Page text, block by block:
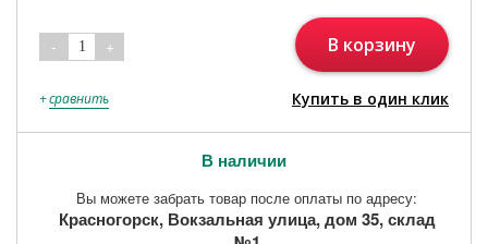
- 1 + В корзину
+сравнить Купить в один клик
В наличии
Вы можете забрать товар после оплаты по адресу:
Красногорск, Вокзальная улица, дом 35, склад